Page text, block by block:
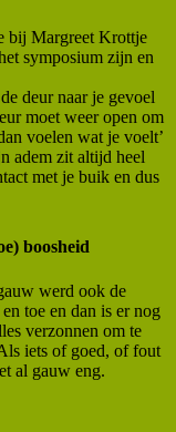
bij Margreet Krottje
symposium zijn en
deur naar je gevoel
moet weer open om
voelen wat je voelt’
adem zit altijd heel
met je buik en dus
boosheid
werd ook de
toe en dan is er nog
verzonnen om te
iets of goed, of fout
al gauw eng.